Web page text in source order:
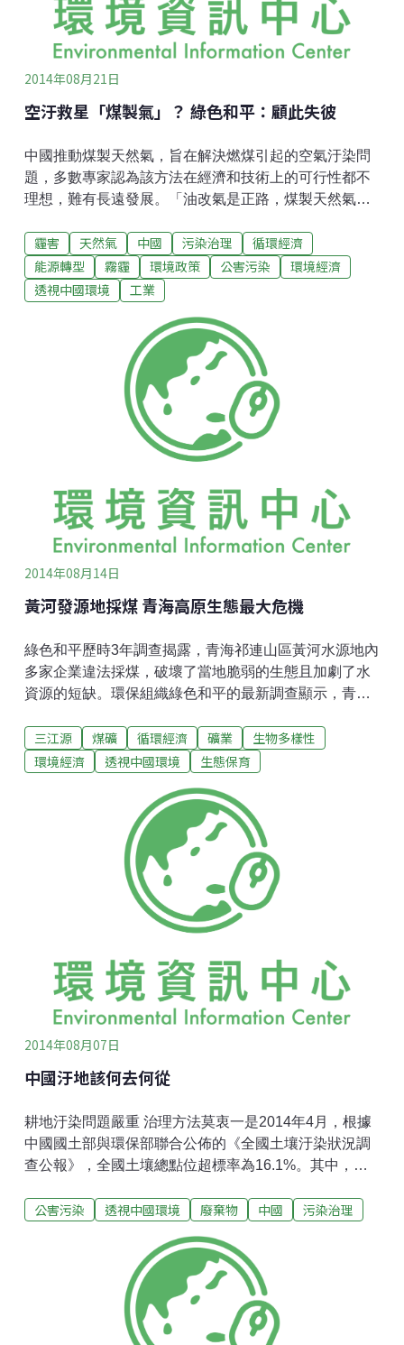
必須向內陸發展尋求空間。中國政府有計劃在2015年之
後啟動內陸核電專案，可以想像屆時正反雙方必將有一
場激烈的較量。事
2014年08月21日
空汙救星「煤製氣」？ 綠色和平：顧此失彼
中國推動煤製天然氣，旨在解決燃煤引起的空氣汙染問
題，多數專家認為該方法在經濟和技術上的可行性都不
理想，難有長遠發展。「油改氣是正路，煤製天然氣是
再生能源合作中心執行主任陶光遠這樣下結論。他是
說，在解決東部持續無解的霧霾問題上，汽車燃油改燃
氣可行，但是將燃煤製成氣體再供氣，並不划算。這幾
乎是與會專家統一的看法。煤製天然氣不是一項新技
術。早在上世紀80、90年代，它就作為家庭供能開始在
中國許多城市中廣泛使用，到20世紀逐步被更乾淨的天
然氣取代。作為高耗能、高汙染和高耗水的產業，它也
一度被限制發展。在近年東部霧霾問題的持續刺激下，
2013年9月，國務院頒布了史上最嚴的《大氣汙染防治
行動計劃》 ，並在其中要求推進煤製天然氣產業的科學
有序發展。而生產的煤製天然氣將用於替代供熱供能的
霾害 天然氣 中國 污染治理
循環經濟
能源轉型
霧霾 環境政策 公害污染
環境經濟
透視中國環境
工業
2014年08月14日
黃河發源地採煤 青海高原生態最大危機
綠色和平歷時3年調查揭露，青海祁連山區黃河水源地內
多家企業違法採煤，破壞了當地脆弱的生態且加劇了水
資源的短缺。環保組織綠色和平的最新調查顯示，青海
採煤，開採區域面積相當於倫敦金融城面積的14倍。綠
色和平氣候與能源項目主任李碩表示，「在母親河的發
脅，令人震驚。中國對煤炭需求的日益增長，不僅加劇
了全國各大城市的空氣污染，也威脅著整個地區的用水
安全，加劇水資源短缺和荒漠化現象。各政府部門都對
治理霧霾顯示出了強烈的決心，現在他們需要對水資源
保護也給予同樣的決心。」
三江源 煤礦 循環經濟 礦業
生物多樣性
環境經濟
透視中國環境 生態保育
2014年08月07日
中國汙地該何去何從
耕地汙染問題嚴重 治理方法莫衷一是2014年4月，根據
中國國土部與環保部聯合公佈的《全國土壤汙染狀況調
查公報》，全國土壤總點位超標率為16.1%。其中，耕
步明瞭，中國相關部委下一步的重要工作之一，或許是
論。但青島農業大學資源與環境學院副院長王凱榮認
為，政府層面尚未對汙染耕地的修復治理目標達成共
識。到底是要將汙染物從土壤中去除，使耕地得到「淨
化」，還是應當採取相對緩和的方法，將汙染控制在允
許範圍，以保證農產品安全，各級主管部門之間分歧較
公害污染 透視中國環境 廢棄物 中國 污染治理